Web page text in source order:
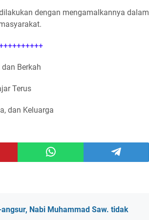
dengan mengamalkannya dalam
Berkah
Terus
dan Keluarga
Nabi Muhammad Saw. tidak